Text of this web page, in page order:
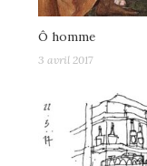
Ô homme
3 avril 2017